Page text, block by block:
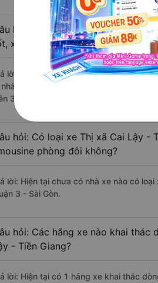
hỏi: Review xe đi Quận 3 - Sài
xuất sắc, cao cấp nhất?
lời: Những hãng xe đi Thị xã Cai Lậy
nhà xe Phương Trang đi Quận 3 - Sài
3930 đánh giá của khách hàng).
hỏi: Có loại xe Thị xã Cai Lậy -
phòng đôi không?
lời: Hiện tại chưa có nhà xe nào có
3 - Sài Gòn.
hỏi: Các hãng xe nào khai thác
- Tiền Giang?
lời: Hiện tại có 1 hãng xe khai thác